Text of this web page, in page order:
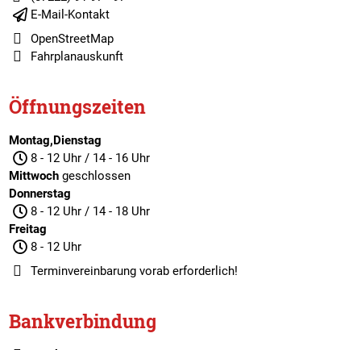
E-Mail-Kontakt
OpenStreetMap
Fahrplanauskunft
Öffnungszeiten
Montag,Dienstag
8 - 12 Uhr / 14 - 16 Uhr
Mittwochgeschlossen
Donnerstag
8 - 12 Uhr / 14 - 18 Uhr
Freitag
8 - 12 Uhr
Terminvereinbarungvorab erforderlich!
Bankverbindung